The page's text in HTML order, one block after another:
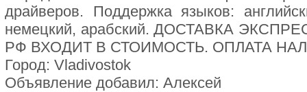
драйверов. Поддержка языков:
немецкий, арабский. ДОСТАВКА
РФ ВХОДИТ В СТОИМОСТЬ. ОПЛАТА
Город: Vladivostok
Объявление добавил: Алексей